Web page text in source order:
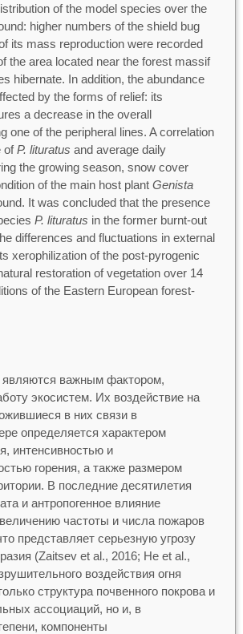
of the model species over the
higher numbers of the shield bug
its mass reproduction were recorded
the area located near the forest massif
hibernate. In addition, the abundance
by the forms of relief: its
a decrease in the overall
one of the peripheral lines. A correlation
ofP. lituratus and average daily
the growing season, snow cover
of the main host plant Genista
It was concluded that the presence
P. lituratus in the former burnt-out
differences and fluctuations in external
xerophilization of the post-pyrogenic
restoration of vegetation over 14
of the Eastern European forest-
важным фактором,
экосистем. Их воздействие на
в них связи в
определяется характером
интенсивностью и
горения, а также размером
В последние десятилетия
и антропогенное влияние
частоты и числа пожаров
представляет серьезную угрозу
(Zaitsev et al., 2016; He et al.,
воздействия огня
структура почвенного покрова и
ассоциаций, но и, в
компоненты